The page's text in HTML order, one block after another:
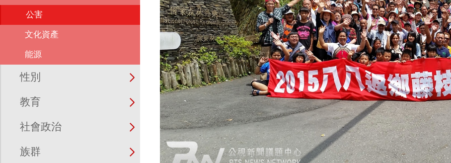
公害
文化資產
能源
性別
教育
社會政治
族群